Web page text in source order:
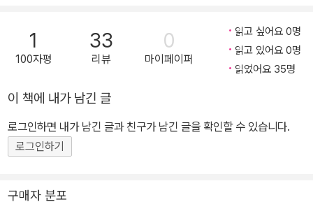
회 들으려면 7분 걸리는데, 집/학원에서 7분 듣고 3분 풀면 자동으로
8단어가 외워집니다. 이제 단어 학습 시간은 학생의 놀이 시간, 선생
님의 휴식 시간입니다. 정말 외워지는지 확인해 보세요(어려운 단어
89%는 1,000단어뿐인데, 들리지 않는 이유는 제대로 들어본 적이
없기 때문입니다. 이 책은 ‘눈’이 아니라 ‘귀’로 먼저 익히기에 영어회
화에 도움이 됩니다. 또한, 한글▶영어 버전의 음성과 영상도 제공하
살려 구분하였습니다. 단어 설명 예: see(보이다)는 보는 ‘내용’에, lo
1
100자평
33
리뷰
0
마이페이퍼
읽고 싶어요 0명
읽고 있어요 0명
읽었어요 35명
이 책에 내가 남긴 글
로그인하면 내가 남긴 글과 친구가 남긴 글을 확인할 수 있습니다.
로그인하기
구매자 분포